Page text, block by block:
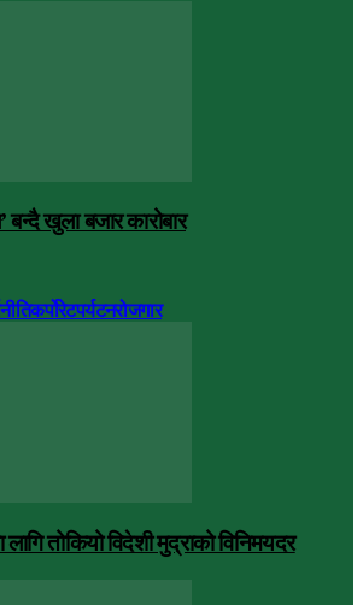
बन्दै खुला बजार कारोबार
कर्पोरेटपर्यटनरोजगार
लागि तोकियो विदेशी मुद्राको विनिमयदर